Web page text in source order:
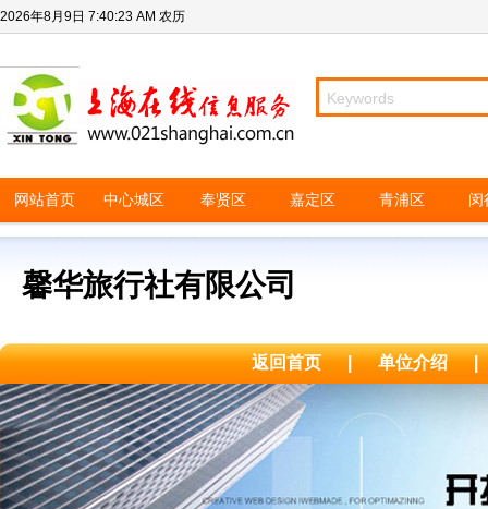
2026年8月9日 7:40:23 AM 农历
网站首页 中心城区 奉贤区 嘉定区 青浦区 闵
馨华旅行社有限公司
返回首页 | 单位介绍 |